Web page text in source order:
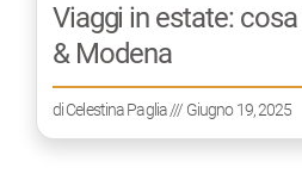
Viaggi in estate:
& Modena
diCelestina Paglia/// Giugno 19, 2025